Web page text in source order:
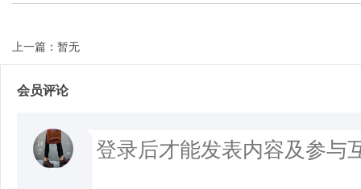
上一篇：暂无
会员评论